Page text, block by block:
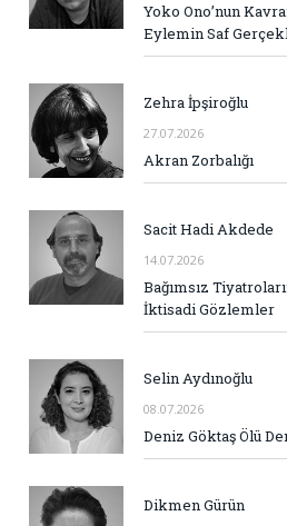
Yoko Ono’nun
Eylemin Saf
Zehra İpşiroğlu
27.07.2026
Akran Zorbalığı
Sacit Hadi Akdede
14.07.2026
Bağımsız
İktisadi Gözlemler
Selin Aydınoğlu
08.07.2026
Deniz Göktaş Ölü
Dikmen Gürün